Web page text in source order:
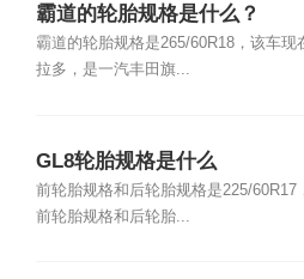
霸道的轮胎规格是什么？
霸道的轮胎规格是265/60R18，该车现
拉多，是一汽丰田旗...
GL8轮胎规格是什么
前轮胎规格和后轮胎规格是225/60R17
前轮胎规格和后轮胎...